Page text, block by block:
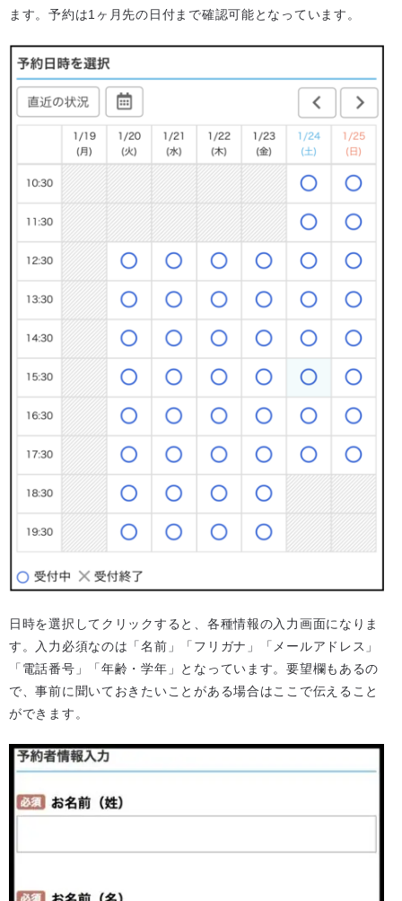
ます。予約は1ヶ月先の日付まで確認可能となっています。
日時を選択してクリックすると、各種情報の入力画面になりま
す。入力必須なのは「名前」「フリガナ」「メールアドレス」
「電話番号」「年齢・学年」となっています。要望欄もあるの
で、事前に聞いておきたいことがある場合はここで伝えること
ができます。